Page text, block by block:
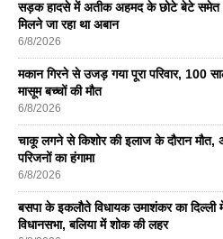
सड़क हादसे में अतीक अहमद के छोटे बेटे समेत
मिलने जा रहा था अबान
6/8/2026
मकान गिरने से उजड़ गया पूरा परिवार, 100
मासूम बच्चों की मौत
6/8/2026
चाकू लगने से किशोर की इलाज के दौरान मौत,
परिजनों का हंगामा
6/8/2026
बसपा के इकलाैते विधायक उमाशंकर का दिल्ली
विधानसभा, बलिया में शोक की लहर